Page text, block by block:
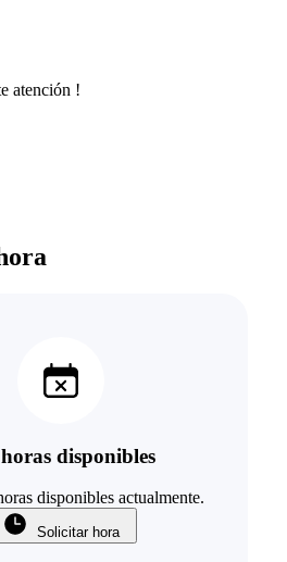
atención !
disponibles
disponibles actualmente.
Solicitar hora